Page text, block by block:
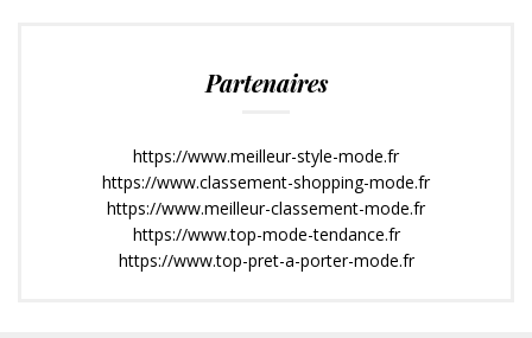
Partenaires
https://www.meilleur-style-mode.fr
https://www.classement-shopping-mode.fr
https://www.meilleur-classement-mode.fr
https://www.top-mode-tendance.fr
https://www.top-pret-a-porter-mode.fr